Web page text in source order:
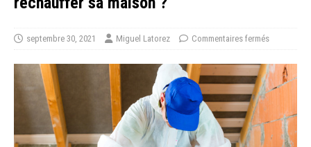
septembre 30, 2021 Miguel Latorez Commentaires fermés